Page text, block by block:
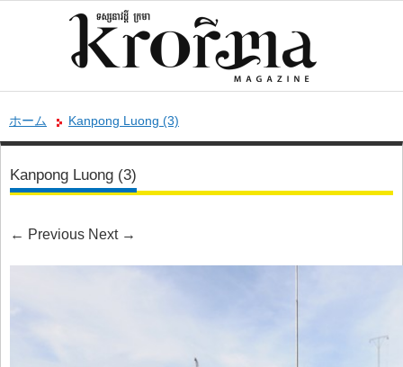
ホーム Kanpong Luong (3)
Kanpong Luong (3)
← Previous Next →